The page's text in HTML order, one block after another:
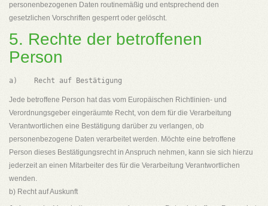
personenbezogenen Daten routinemäßig und entsprechend den
gesetzlichen Vorschriften gesperrt oder gelöscht.
5. Rechte der betroffenen
Person
Jede betroffene Person hat das vom Europäischen Richtlinien- und
Verordnungsgeber eingeräumte Recht, von dem für die Verarbeitung
Verantwortlichen eine Bestätigung darüber zu verlangen, ob
personenbezogene Daten verarbeitet werden. Möchte eine betroffene
Person dieses Bestätigungsrecht in Anspruch nehmen, kann sie sich hierzu
jederzeit an einen Mitarbeiter des für die Verarbeitung Verantwortlichen
wenden.
b) Recht auf Auskunft